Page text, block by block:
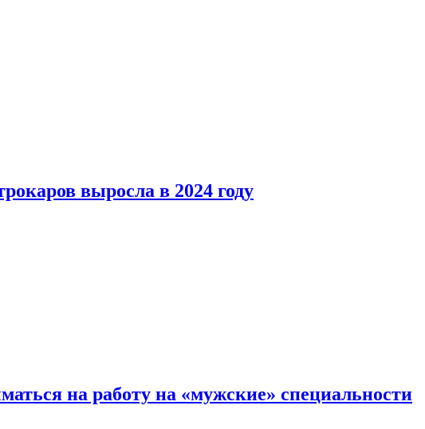
выросла в 2024 году
на работу на «мужские» специальности